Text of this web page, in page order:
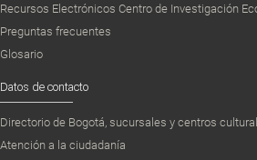
Recursos Electrónicos Centro de Investigación
Preguntas frecuentes
Glosario
Datos de contacto
Directorio de Bogotá, sucursales y centros
Atención a la ciudadanía